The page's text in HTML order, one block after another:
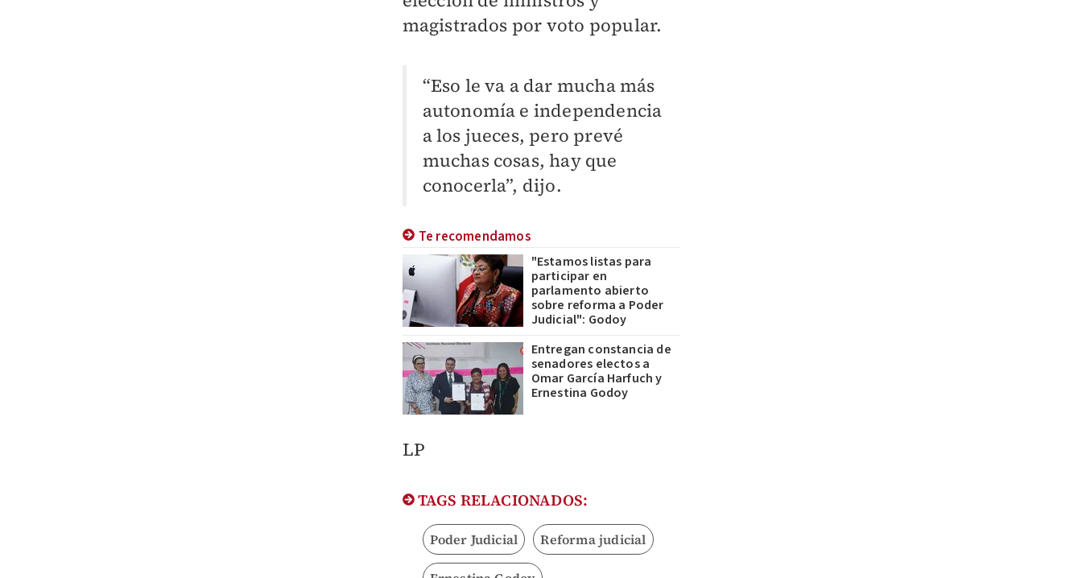
magistrados por voto popular.
“Eso le va a dar mucha más
autonomía e independencia
a los jueces, pero prevé
muchas cosas, hay que
conocerla”, dijo.
Te recomendamos
"Estamos listas para
participar en
parlamento abierto
sobre reforma a Poder
Judicial": Godoy
Entregan constancia de
senadores electos a
Omar García Harfuch y
Ernestina Godoy
LP
TAGS RELACIONADOS:
Poder Judicial Reforma judicial